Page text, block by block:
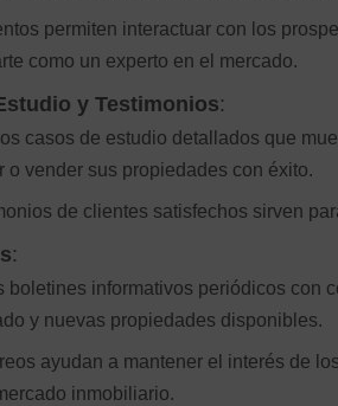
permiten interactuar con los
como un experto en el mercado.
y Testimonios:
casos de estudio detallados que
o vender sus propiedades con éxito.
de clientes satisfechos sirven
:
boletines informativos periódicos con
y nuevas propiedades disponibles.
ayudan a mantener el interés de
inmobiliario.